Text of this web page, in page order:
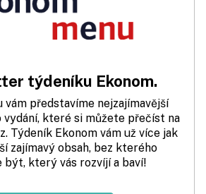
týdeníku Ekonom.
vám představíme nejzajímavější
které si můžete přečíst na
Týdeník Ekonom vám už více jak
zajímavý obsah, bez kterého
být, který vás rozvíjí a baví!